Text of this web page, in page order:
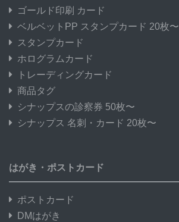
ゴールド印刷 カード
ベルベットPP スタンプカード 20枚〜
スタンプカード
ホログラムカード
トレーディングカード
商品タグ
シナップスの診察券 50枚〜
シナップス 名刺・カード 20枚〜
はがき・ポストカード
ポストカード
DMはがき